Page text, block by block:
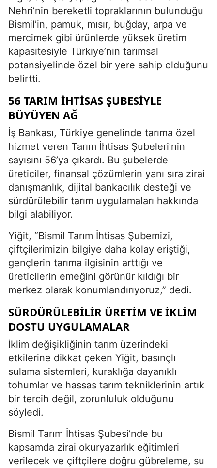
Nehri’nin bereketli topraklarının bulunduğu
Bismil’in, pamuk, mısır, buğday, arpa ve
mercimek gibi ürünlerde yüksek üretim
kapasitesiyle Türkiye’nin tarımsal
potansiyelinde özel bir yere sahip olduğunu
belirtti.
56 TARIM İHTISAS ŞUBESIYLE
BÜYÜYEN AĞ
İş Bankası, Türkiye genelinde tarıma özel
hizmet veren Tarım İhtisas Şubeleri’nin
sayısını 56’ya çıkardı. Bu şubelerde
üreticiler, finansal çözümlerin yanı sıra zirai
danışmanlık, dijital bankacılık desteği ve
sürdürülebilir tarım uygulamaları hakkında
bilgi alabiliyor.
Yiğit, “Bismil Tarım İhtisas Şubemizi,
çiftçilerimizin bilgiye daha kolay eriştiği,
gençlerin tarıma ilgisinin arttığı ve
üreticilerin emeğini görünür kıldığı bir
merkez olarak konumlandırıyoruz,” dedi.
SÜRDÜRÜLEBILIR ÜRETIM VE IKLIM
DOSTU UYGULAMALAR
İklim değişikliğinin tarım üzerindeki
etkilerine dikkat çeken Yiğit, basınçlı
sulama sistemleri, kuraklığa dayanıklı
tohumlar ve hassas tarım tekniklerinin artık
bir tercih değil, zorunluluk olduğunu
söyledi.
Bismil Tarım İhtisas Şubesi’nde bu
kapsamda zirai okuryazarlık eğitimleri
verilecek ve çiftçilere doğru gübreleme, su